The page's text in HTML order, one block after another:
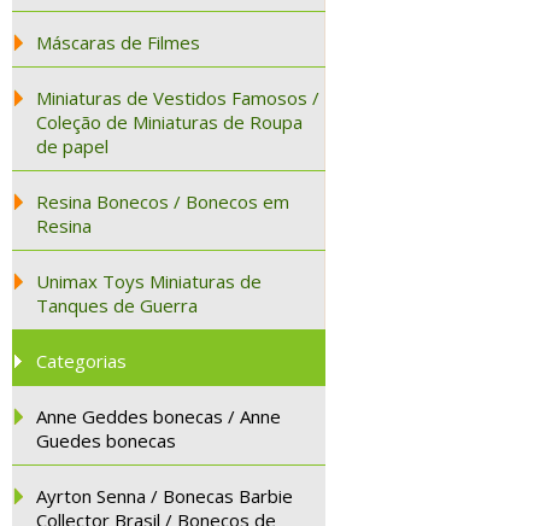
Máscaras de Filmes
Miniaturas de Vestidos Famosos /
Coleção de Miniaturas de Roupa
de papel
Resina Bonecos / Bonecos em
Resina
Unimax Toys Miniaturas de
Tanques de Guerra
Categorias
Anne Geddes bonecas / Anne
Guedes bonecas
Ayrton Senna / Bonecas Barbie
Collector Brasil / Bonecos de